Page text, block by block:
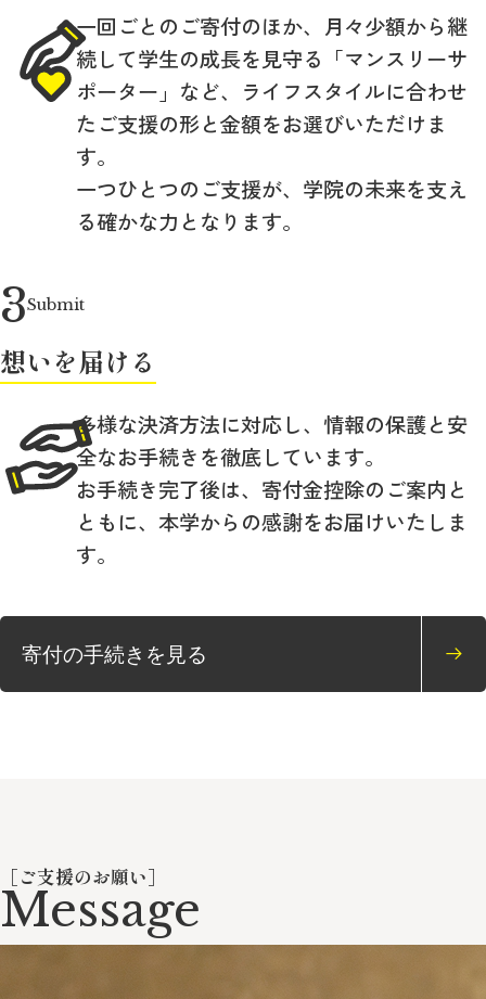
一回ごとのご寄付のほか、月々少額から継
続して学生の成長を見守る「マンスリーサ
ポーター」など、ライフスタイルに合わせ
たご支援の形と金額をお選びいただけま
す。
一つひとつのご支援が、学院の未来を支え
る確かな力となります。
3Submit
想いを届ける
多様な決済方法に対応し、情報の保護と安
全なお手続きを徹底しています。
お手続き完了後は、寄付金控除のご案内と
ともに、本学からの感謝をお届けいたしま
す。
寄付の手続きを見る
Message
［ご支援のお願い］